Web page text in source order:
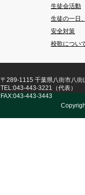
生徒会活動
生徒の一日
安全対策
校歌につい
〒289-1115 千葉県八街市八
TEL:043-443-3221（代表）
FAX:043-443-3443